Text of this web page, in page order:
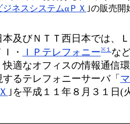
ジネスシステムαＰＸ ｣の販売開
及びＮＴＴ西日本では、
・
ＩＰテレフォニー※１ な
適なオフィスの情報通信
するテレフォニーサーバ「
｣を平成１１年８月３１日(